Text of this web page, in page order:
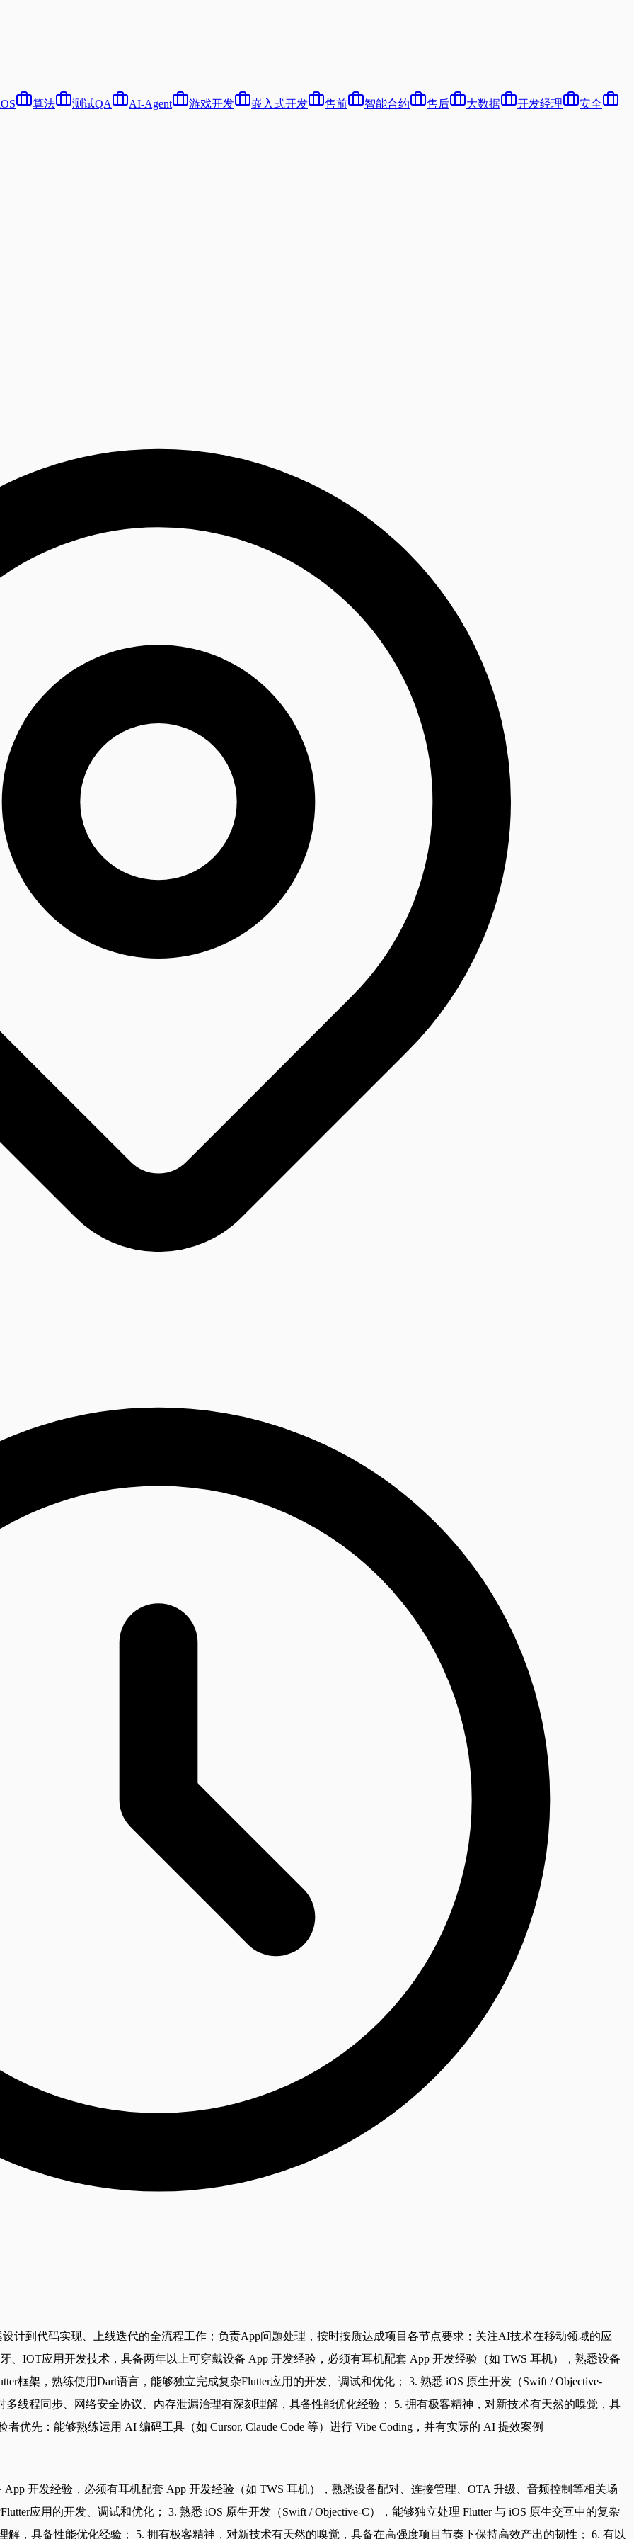
算法 测试QA AI-Agent 游戏开发 嵌入式开发 售前 智能合约 售后 大数据 开发经理 安全
计到代码实现、上线迭代的全流程工作；负责App问题处理，按时按质达成项目各节点要求；关注AI技术在移动领域的应
、IOT应用开发技术，具备两年以上可穿戴设备 App 开发经验，必须有耳机配套 App 开发经验（如 TWS 耳机），熟悉设备
框架，熟练使用Dart语言，能够独立完成复杂Flutter应用的开发、调试和优化； 3. 熟悉 iOS 原生开发（Swift / Objective-
多线程同步、网络安全协议、内存泄漏治理有深刻理解，具备性能优化经验； 5. 拥有极客精神，对新技术有天然的嗅觉，具
优先：能够熟练运用 AI 编码工具（如 Cursor, Claude Code 等）进行 Vibe Coding，并有实际的 AI 提效案例
开发经验，必须有耳机配套 App 开发经验（如 TWS 耳机），熟悉设备配对、连接管理、OTA 升级、音频控制等相关场
应用的开发、调试和优化； 3. 熟悉 iOS 原生开发（Swift / Objective-C），能够独立处理 Flutter 与 iOS 原生交互中的复杂
，具备性能优化经验； 5. 拥有极客精神，对新技术有天然的嗅觉，具备在高强度项目节奏下保持高效产出的韧性； 6. 有以